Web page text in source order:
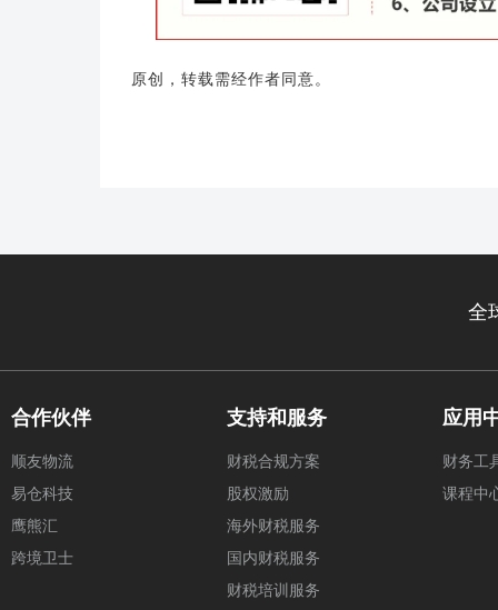
原创，转载需经作者同意。
全
合作伙伴
顺友物流
易仓科技
鹰熊汇
跨境卫士
支持和服务
财税合规方案
股权激励
海外财税服务
国内财税服务
财税培训服务
应用
财务工
课程中